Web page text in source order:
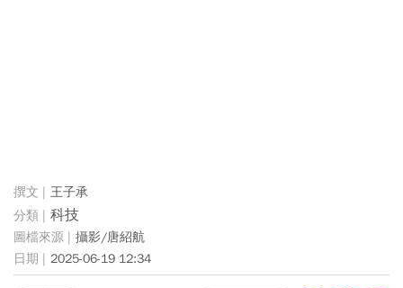
王子承
科技
攝影/唐紹航
2025-06-19 12:34